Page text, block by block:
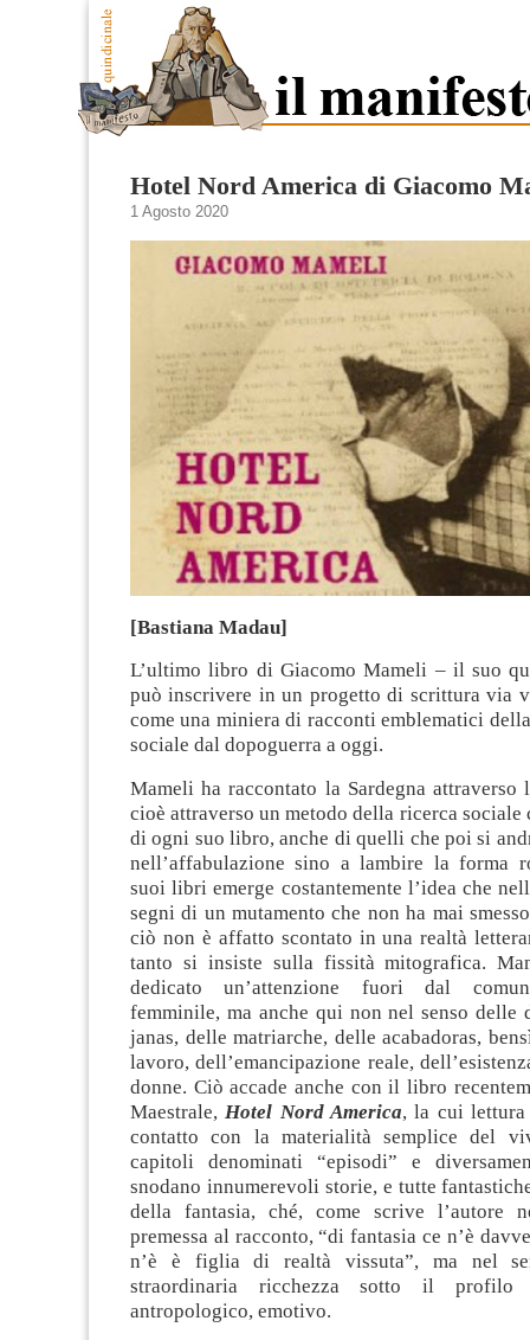
Hotel Nord America di Giacomo
1 Agosto 2020
[Bastiana Madau]
L’ultimo libro di Giacomo Mameli – il suo
può inscrivere in un progetto di scrittura via
come una miniera di racconti emblematici
sociale dal dopoguerra a oggi.
Mameli ha raccontato la Sardegna
cioè attraverso un metodo della ricerca sociale
di ogni suo libro, anche di quelli che poi si
nell’affabulazione sino a lambire la forma
suoi libri emerge costantemente l’idea che
segni di un mutamento che non ha mai
ciò non è affatto scontato in una realtà
tanto si insiste sulla fissità mitografica.
dedicato un’attenzione fuori dal
femminile, ma anche qui non nel senso delle
janas, delle matriarche, delle acabadoras,
lavoro, dell’emancipazione reale,
donne. Ciò accade anche con il libro
Maestrale, Hotel Nord America, la cui
contatto con la materialità semplice del
capitoli denominati “episodi” e
snodano innumerevoli storie, e tutte
della fantasia, ché, come scrive l’autore
premessa al racconto, “di fantasia ce n’è
n’è è figlia di realtà vissuta”, ma nel
straordinaria ricchezza sotto il profilo
antropologico, emotivo.